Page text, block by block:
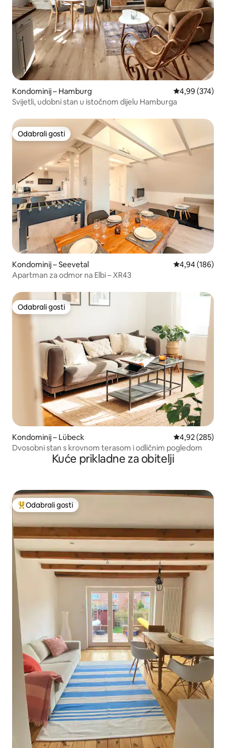
Kondominij – Hamburg Prosječna
4,99 (374)
Svijetli, udobni stan u istočnom dijelu Hamburga
Odabrali gosti
Odabrali gosti
Kondominij – Seevetal Prosječna
4,94 (186)
Apartman za odmor na Elbi – XR43
Odabrali gosti
Odabrali gosti
Kondominij – Lübeck Prosječna
4,92 (285)
Dvosobni stan s krovnom terasom i odličnim pogledom
Kuće prikladne za obitelji
Među najviše rangiranima s oznakom „Odabrali gosti”
Odabrali gosti